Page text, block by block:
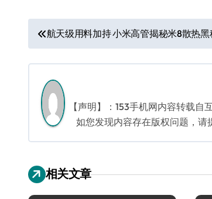
文
章
导
航
航天级用料加持 小米高管揭秘米8散热黑
【声明】：153手机网内容转载
如您发现内容存在版权问题，请
相关文章